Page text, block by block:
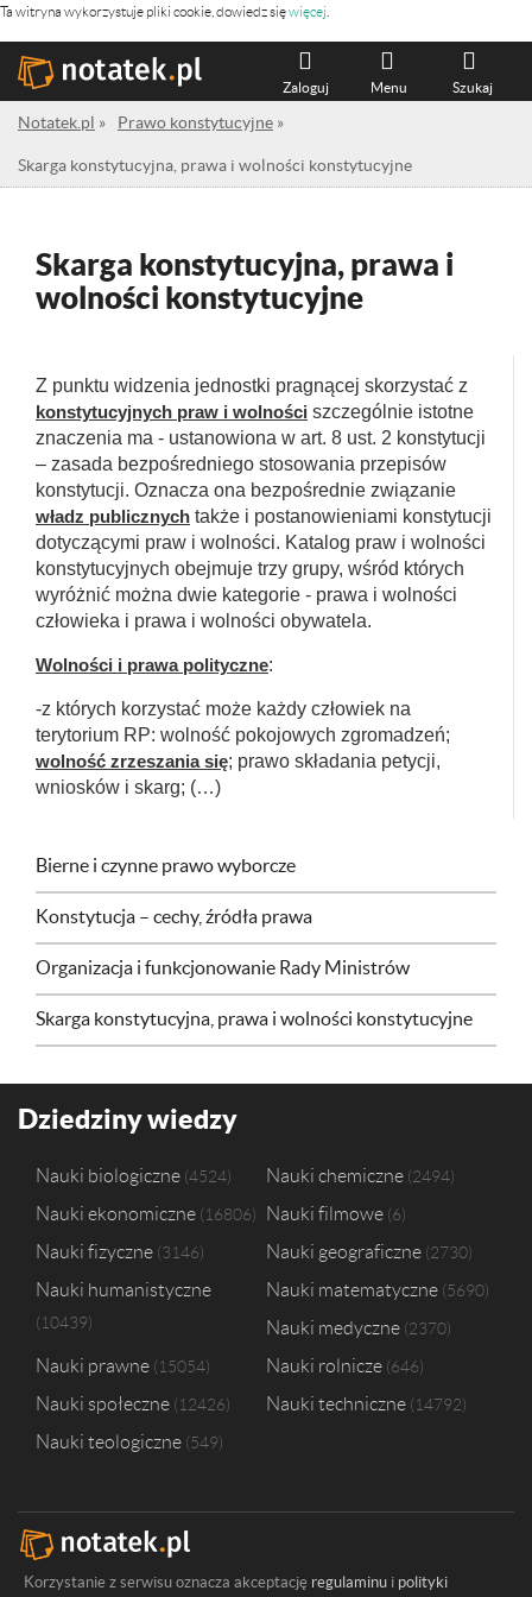
Ta witryna wykorzystuje pliki cookie, dowiedz sięwięcej
Szukaj
Menu
Zaloguj
Notatek.pl » Prawo konstytucyjne »
Skarga konstytucyjna, prawa i wolności konstytucyjne
Skarga konstytucyjna, prawa i
wolności konstytucyjne
Z punktu widzenia jednostki pragnącej skorzystać z
konstytucyjnych praw i wolności szczególnie istotne
znaczenia ma - ustanowiona w art. 8 ust. 2 konstytucji
– zasada bezpośredniego stosowania przepisów
konstytucji. Oznacza ona bezpośrednie związanie
władz publicznych także i postanowieniami konstytucji
dotyczącymi praw i wolności. Katalog praw i wolności
konstytucyjnych obejmuje trzy grupy, wśród których
wyróżnić można dwie kategorie - prawa i wolności
człowieka i prawa i wolności obywatela.
Wolności i prawa polityczne:
-z których korzystać może każdy człowiek na
terytorium RP: wolność pokojowych zgromadzeń;
wolność zrzeszania się; prawo składania petycji,
wniosków i skarg; (…)
Bierne i czynne prawo wyborcze
Konstytucja – cechy, źródła prawa
Organizacja i funkcjonowanie Rady Ministrów
Skarga konstytucyjna, prawa i wolności konstytucyjne
Dziedziny wiedzy
Nauki biologiczne 4524 Nauki chemiczne 2494
Nauki ekonomiczne 16806 Nauki filmowe 6
Nauki fizyczne 3146 Nauki geograficzne 2730
Nauki humanistyczne
10439
Nauki matematyczne 5690
Nauki medyczne 2370
Nauki prawne 15054 Nauki rolnicze 646
Nauki społeczne 12426 Nauki techniczne 14792
Nauki teologiczne 549
Korzystanie z serwisu oznacza akceptację regulaminu i polityki